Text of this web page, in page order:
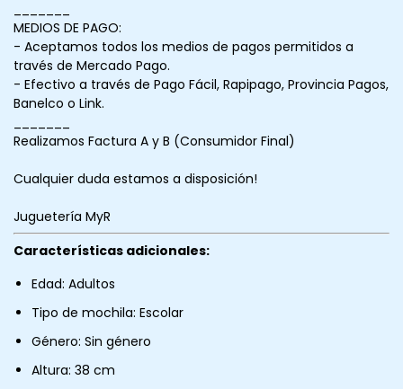
MEDIOS DE PAGO:
- Aceptamos todos los medios de pagos permitidos a
través de Mercado Pago.
- Efectivo a través de Pago Fácil, Rapipago, Provincia Pagos,
Banelco o Link.
Realizamos Factura A y B (Consumidor Final)
Cualquier duda estamos a disposición!
Juguetería MyR
Características adicionales:
Edad: Adultos
Tipo de mochila: Escolar
Género: Sin género
Altura: 38 cm